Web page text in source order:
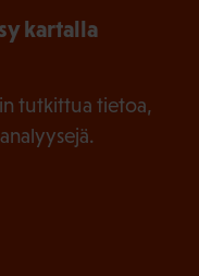
kartalla
tutkittua tietoa,